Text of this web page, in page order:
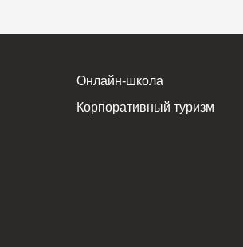
Онлайн-школа
Корпоративный туризм